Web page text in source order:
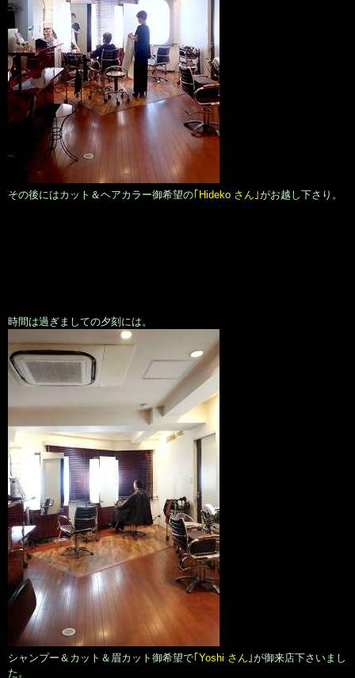
その後にはカット＆ヘアカラー御希望の｢Hideko さん｣がお越し下さり。
時間は過ぎましての夕刻には。
シャンプー＆カット＆眉カット御希望で｢Yoshi さん｣が御来店下さいまし
た。